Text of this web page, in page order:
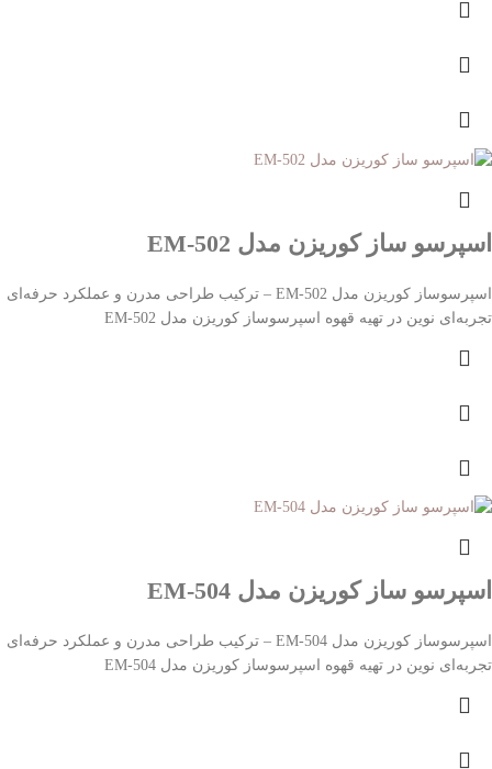
اسپرسو ساز کوریزن مدل EM-502
اسپرسوساز کوریزن مدل EM-502 – ترکیب طراحی مدرن و عملکرد حرفه‌ای
تجربه‌ای نوین در تهیه قهوه اسپرسوساز کوریزن مدل EM-502
اسپرسو ساز کوریزن مدل EM-504
اسپرسوساز کوریزن مدل EM-504 – ترکیب طراحی مدرن و عملکرد حرفه‌ای
تجربه‌ای نوین در تهیه قهوه اسپرسوساز کوریزن مدل EM-504